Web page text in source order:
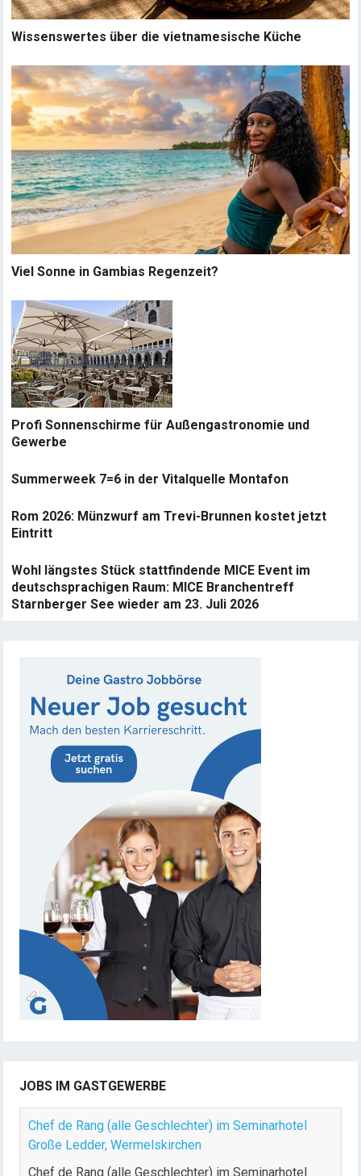
Wissenswertes über die vietnamesische Küche
Viel Sonne in Gambias Regenzeit?
Profi Sonnenschirme für Außengastronomie und
Gewerbe
Summerweek 7=6 in der Vitalquelle Montafon
Rom 2026: Münzwurf am Trevi-Brunnen kostet jetzt
Eintritt
Wohl längstes Stück stattfindende MICE Event im
deutschsprachigen Raum: MICE Branchentreff
Starnberger See wieder am 23. Juli 2026
JOBS IM GASTGEWERBE
Chef de Rang (alle Geschlechter) im Seminarhotel
Große Ledder, Wermelskirchen
Chef de Rang (alle Geschlechter) im Seminarhotel